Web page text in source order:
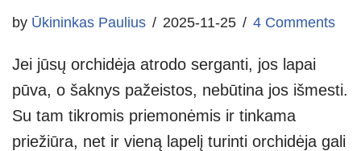
by Ūkininkas Paulius 2025-11-25 4 Comments
Jei jūsų orchidėja atrodo serganti, jos lapai
pūva, o šaknys pažeistos, nebūtina jos išmesti.
Su tam tikromis priemonėmis ir tinkama
priežiūra, net ir vieną lapelį turinti orchidėja gali